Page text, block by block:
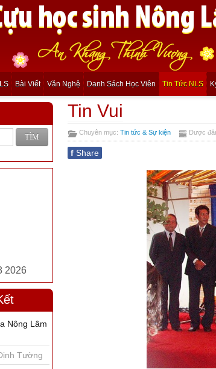
Bài Viết Văn Nghệ Danh Sách Học Viên Tin Tức NLS
TÌM
2026
Nông Lâm
Tường
Tin Vui
Chuyên mục:Tin tức & Sự kiện Được
f Share